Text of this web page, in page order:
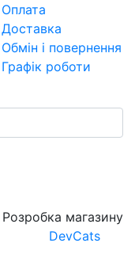
Оплата
Доставка
Обмін і повернення
Графік роботи
Розробка магазину
DevCats